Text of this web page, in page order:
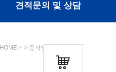
견적문의 및 상담
HOME > 이동식앰프